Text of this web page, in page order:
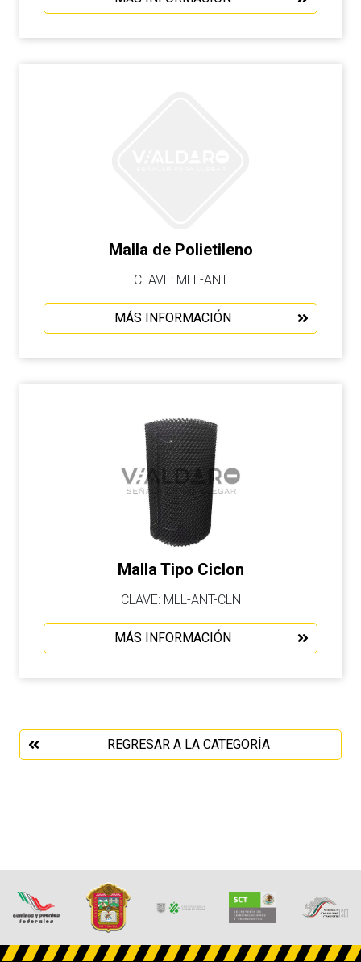
Malla de Polietileno
CLAVE: MLL-ANT
MÁS INFORMACIÓN
Malla Tipo Ciclon
CLAVE: MLL-ANT-CLN
MÁS INFORMACIÓN
REGRESAR A LA CATEGORÍA